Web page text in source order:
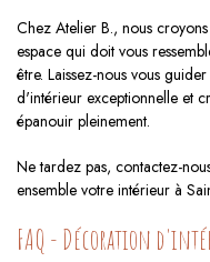
Chez Atelier B., nous
espace qui doit vous
être. Laissez-nous vous
d'intérieur exceptionnelle et
épanouir pleinement.
Ne tardez pas, contactez-
ensemble votre intérieur à
FAQ - Décoration